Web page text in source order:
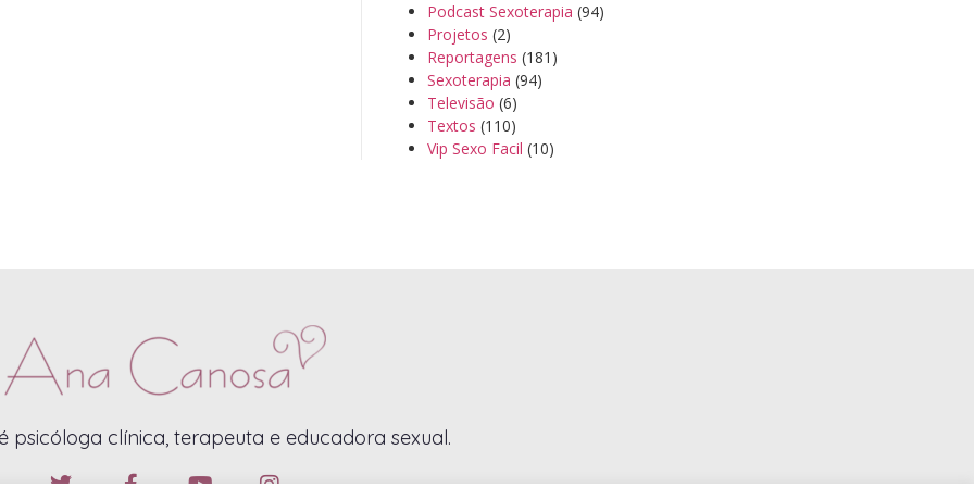
Podcast Sexoterapia (94)
Projetos (2)
Reportagens (181)
Sexoterapia (94)
Televisão (6)
Textos (110)
Vip Sexo Facil (10)
psicóloga clínica, terapeuta e educadora sexual.